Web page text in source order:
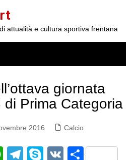
attualità e cultura sportiva frentana
giornata
di Prima Categoria
2016 Calcio
W T S V S